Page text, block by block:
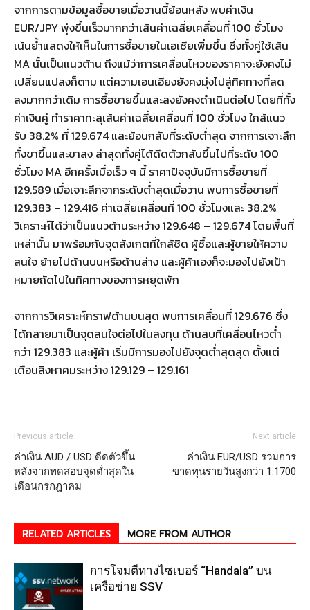
จากการตามข้อมูลซื้อขายเมื่อวานนี้ย้อนหลัง พบค่าเงิน
EUR/JPY พุ่งขึ้นเร็วมากกว่าเส้นค่าเฉลี่ยเคลื่อนที่ 100 ชั่วโมง
เน้นย้ำแสดงให้เห็นในการซื้อขายในเอเชียเพิ่มขึ้น ซึ่งทั้งคู่ใช้เส้น
MA นั้นเป็นแนวต้าน ถึงแม้ว่าการเคลื่อนไหวของราคาจะยังคงไม่
เปลี่ยนแปลงก็ตาม แต่ความเอนเอียงยังคงมุ่งไปสู่ทิศทางที่ลด
ลงมากกว่าเดิม การซื้อขายขึ้นและลงยังคงดำเนินต่อไป โดยที่ทั้ง
ค่าเงินคู่ ทำราคาทะลุเส้นค่าเฉลี่ยเคลื่อนที่ 100 ชั่วโมง ใกล้แนว
รับ 38.2% ที่ 129.674 และย้อนกลับที่ระดับต่ำสุด จากการเจาะลึก
ทั้งขาขึ้นและขาลง ล่าสุดทั้งคู่ได้ดีดตัวกลับขึ้นไปที่ระดับ 100
ชั่วโมง MA อีกครั้งเมื่อเร็ว ๆ นี้ ราคาปัจจุบันมีการซื้อขายที่
129.589 เมื่อเจาะลึกจากระดับต่ำสุดเมื่อวาน พบการซื้อขายที่
129.383 – 129.416 ค่าเฉลี่ยเคลื่อนที่ 100 ชั่วโมงและ 38.2%
วิเคราะห์ได้ว่าเป็นแนวต้านระหว่าง 129.648 – 129.674 โดยพื้นที่
เหล่านั้น มาพร้อมกับจุดสังเกตที่ใกล้ชิด ผู้ซื้อและผู้ขายให้ความ
สนใจ ย้ายไปด้านบนหรือด้านล่าง และผู้ค้าเองก็จะมองไปยังเป้า
หมายถัดไปในทิศทางของการหยุดพัก
จากการวิเคราะห์กราฟด้านบนสุด พบการเคลื่อนที่ 129.676 ซึ่ง
ได้กลายมาเป็นจุดสนใจต่อไปในลงทุน ด้านลบที่เคลื่อนไหวต่ำ
กว่า 129.383 และผู้ค้า เริ่มมีการมองไปยังจุดต่ำสุดสุด ตั้งแต่
เดือนสิงหาคมระหว่าง 129.129 – 129.161
Previous article
ค่าเงิน AUD / USD ดีดตัวขึ้น
หลังจากทดสอบจุดต่ำสุดใน
เดือนกรกฎาคม
Next article
ค่าเงิน EUR/USD รวมการ
ขาดทุนรายวันสูงกว่า 1.1700
RELATED ARTICLES MORE FROM AUTHOR
การโจมตีทางไซเบอร์ “Handala” บน
เครือข่าย SSV